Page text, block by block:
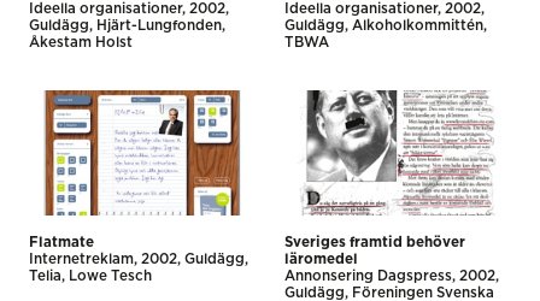
Ideella organisationer 2002
Guldägg
Hjärt-Lungfonden
Åkestam Holst
Ideella organisationer 2002
Guldägg
Alkoholkommittén
TBWA
Flatmate
Internet­reklam 2002 Guldägg
Telia
Lowe Tesch
Sveriges framtid behöver
läromedel
Annonsering Dagspress 2002
Guldägg
Föreningen Svenska